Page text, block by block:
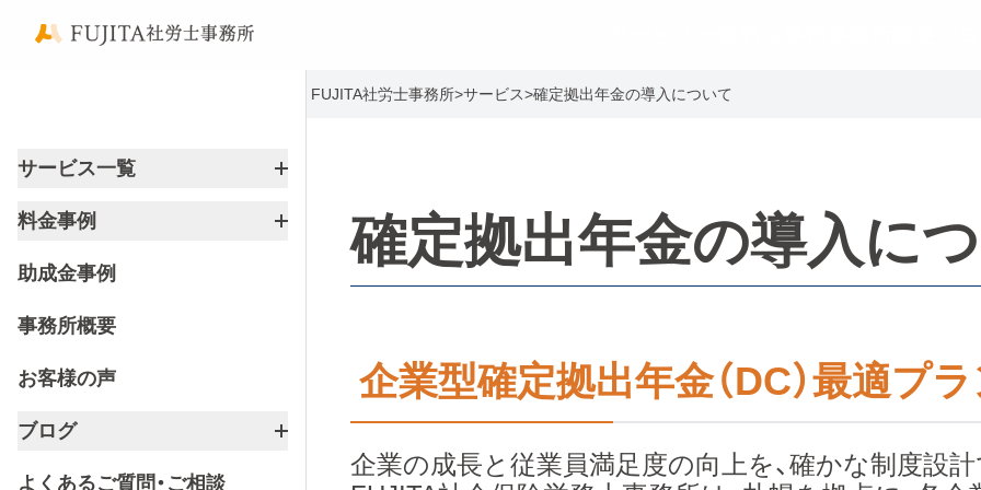
サービス一覧
料金事例
助成金事例
事務所概要
お客様の声
ブログ
よくあるご質問・ご相談
FUJITA社労士事務所>サービス>確定拠出年金の導入について
確定拠出年金の導入に
企業型確定拠出年金（DC）最適プ
企業の成長と従業員満足度の向上を、確かな制度設